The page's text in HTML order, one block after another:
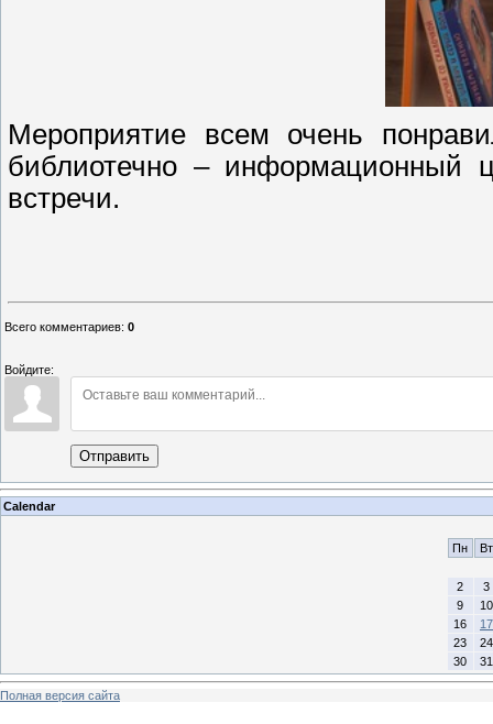
Мероприятие всем очень
библиотечно – информационный
встречи.
Всего комментариев: 0
Войдите:
Отправить
Calendar
Пн Вт
2
3
9
10
16
17
23
24
30
31
Полная версия сайта